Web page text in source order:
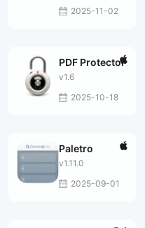
2025-11-02
PDF Protector
v1.6
2025-10-18
Paletro
v1.11.0
2025-09-01